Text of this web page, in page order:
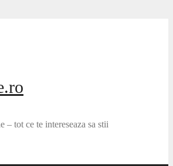
– tot ce te intereseaza sa stii